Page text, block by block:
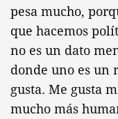
pesa mucho,
que hacemos
no es un dato
donde uno es un
gusta. Me gusta
mucho más